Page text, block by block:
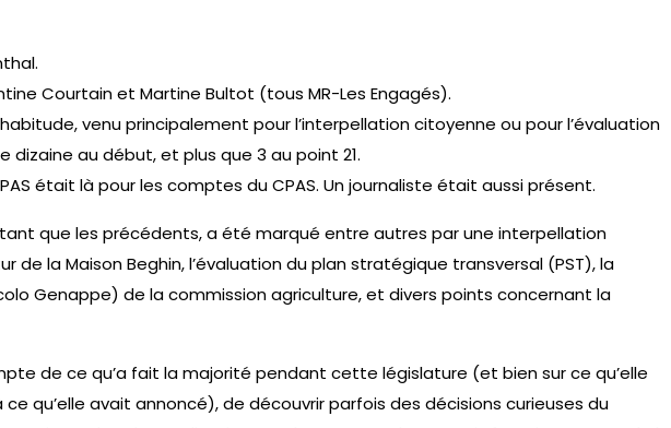
Courtain et Martine Bultot (tous MR-Les Engagés).
venu principalement pour l’interpellation citoyenne ou pour l’évaluation
dizaine au début, et plus que 3 au point 21.
était là pour les comptes du CPAS. Un journaliste était aussi présent.
que les précédents, a été marqué entre autres par une interpellation
de la Maison Beghin, l’évaluation du plan stratégique transversal (PST), la
Genappe) de la commission agriculture, et divers points concernant la
de ce qu’a fait la majorité pendant cette législature (et bien sur ce qu’elle
qu’elle avait annoncé), de découvrir parfois des décisions curieuses du